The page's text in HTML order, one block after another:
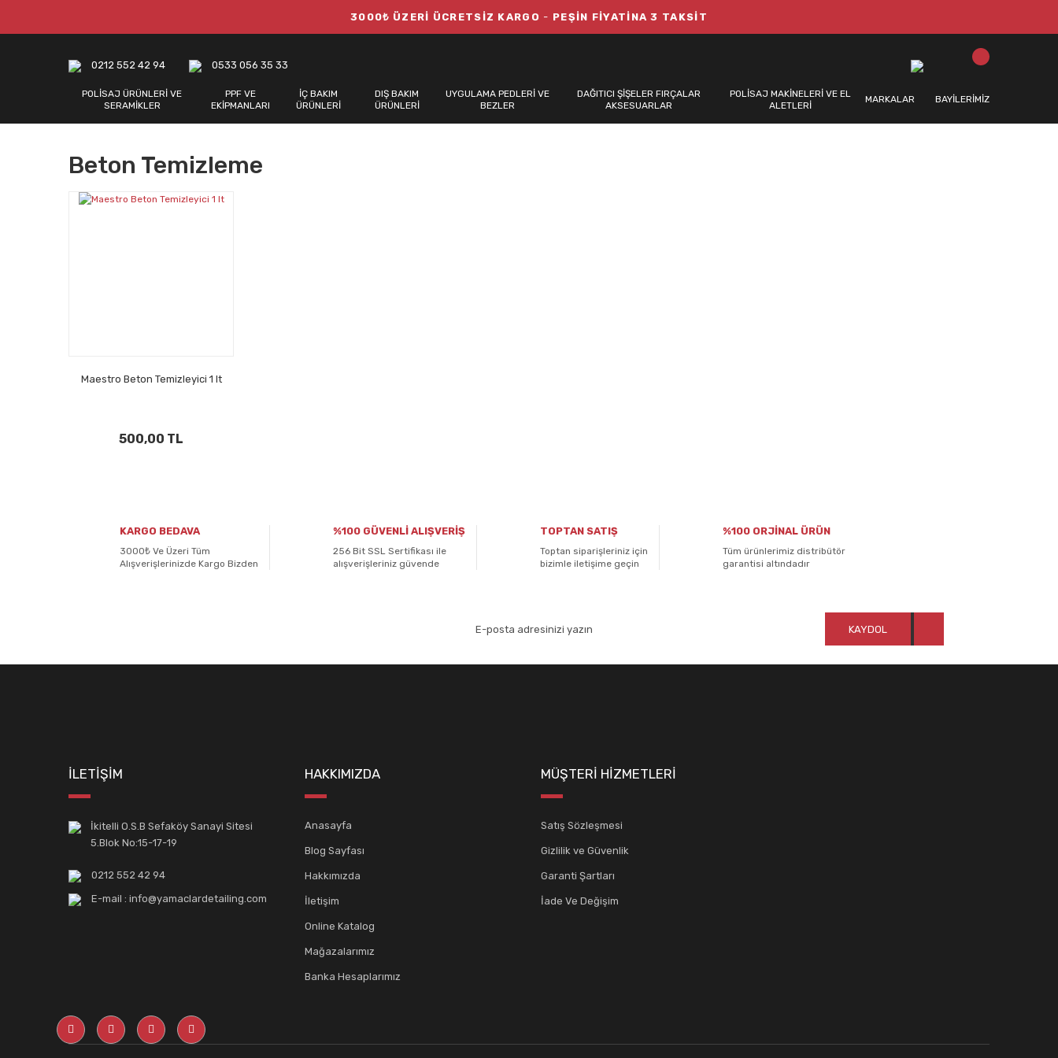
3000₺ ÜZERİ ÜCRETSİZ KARGO - PEŞİN FİYATİNA 3 TAKSİT
0212 552 42 94 0533 056 35 33
POLİSAJ ÜRÜNLERİ VE
SERAMİKLER
PPF VE
EKİPMANLARI
İÇ BAKIM
ÜRÜNLERİ
DIŞ BAKIM
ÜRÜNLERİ
UYGULAMA PEDLERİ VE
BEZLER
DAĞITICI ŞİŞELER FIRÇALAR
AKSESUARLAR
POLİSAJ MAKİNELERİ VE EL
ALETLERİ
MARKALAR BAYİLERİMİZ
Beton Temizleme
Maestro Beton Temizleyici 1 lt
500,00 TL
KARGO BEDAVA
3000₺ Ve Üzeri Tüm
Alışverişlerinizde Kargo Bizden
%100 GÜVENLİ ALIŞVERİŞ
256 Bit SSL Sertifikası ile
alışverişleriniz güvende
TOPTAN SATIŞ
Toptan siparişleriniz için
bizimle iletişime geçin
%100 ORJİNAL ÜRÜN
Tüm ürünlerimiz distribütör
garantisi altındadır
KAYDOL
İLETİŞİM
İkitelli O.S.B Sefaköy Sanayi Sitesi
5.Blok No:15-17-19
0212 552 42 94
E-mail : info@yamaclardetailing.com
HAKKIMIZDA
Anasayfa
Blog Sayfası
Hakkımızda
İletişim
Online Katalog
Mağazalarımız
Banka Hesaplarımız
MÜŞTERİ HİZMETLERİ
Satış Sözleşmesi
Gizlilik ve Güvenlik
Garanti Şartları
İade Ve Değişim